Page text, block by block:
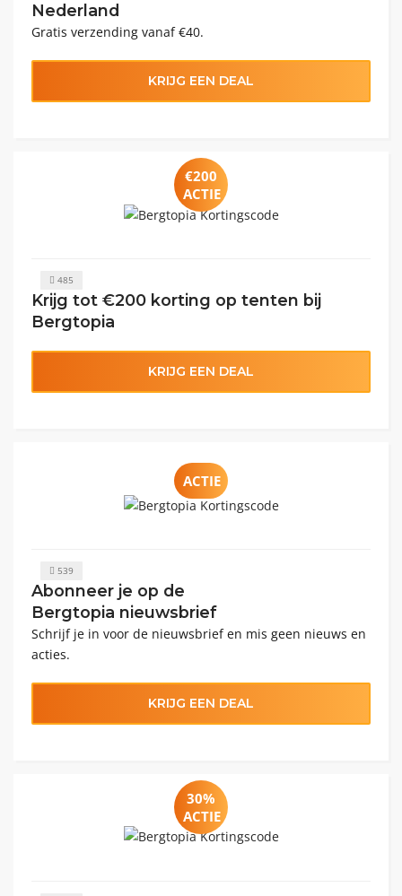
Nederland
Gratis verzending vanaf €40.
KRIJG EEN DEAL
€200
ACTIE
485
Krijg tot €200 korting op tenten bij
Bergtopia
KRIJG EEN DEAL
ACTIE
539
Abonneer je op de
Bergtopia nieuwsbrief
Schrijf je in voor de nieuwsbrief en mis geen nieuws en
acties.
KRIJG EEN DEAL
30%
ACTIE